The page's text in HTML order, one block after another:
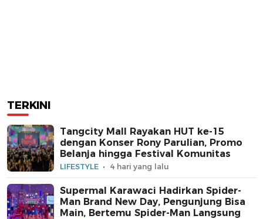
TERKINI
Tangcity Mall Rayakan HUT ke-15
dengan Konser Rony Parulian, Promo
Belanja hingga Festival Komunitas
LIFESTYLE 4 hari yang lalu
Supermal Karawaci Hadirkan Spider-
Man Brand New Day, Pengunjung Bisa
Main, Bertemu Spider-Man Langsung